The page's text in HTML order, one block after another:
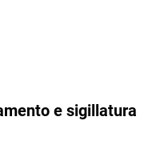
e sigillatura